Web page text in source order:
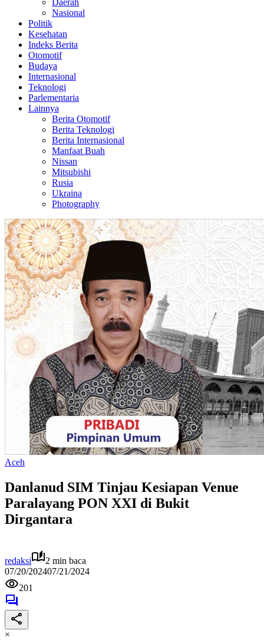
Daerah
Nasional
Politik
Kesehatan
Indeks Berita
Otomotif
Budaya
Internasional
Teknologi
Parlementaria
Lainnya
Berita Otomotif
Berita Teknologi
Berita Internasional
Manfaat Buah
Nissan
Mitsubishi
Rusia
Ukraina
Photography
Aceh
Danlanud SIM Tinjau Kesiapan Venue
Paralayang PON XXI di Bukit
Dirgantara
redaksi
2 min baca
07/20/202407/21/2024
201
×